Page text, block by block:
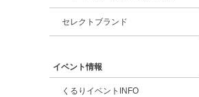
セレクトブランド
イベント情報
くるりイベントINFO